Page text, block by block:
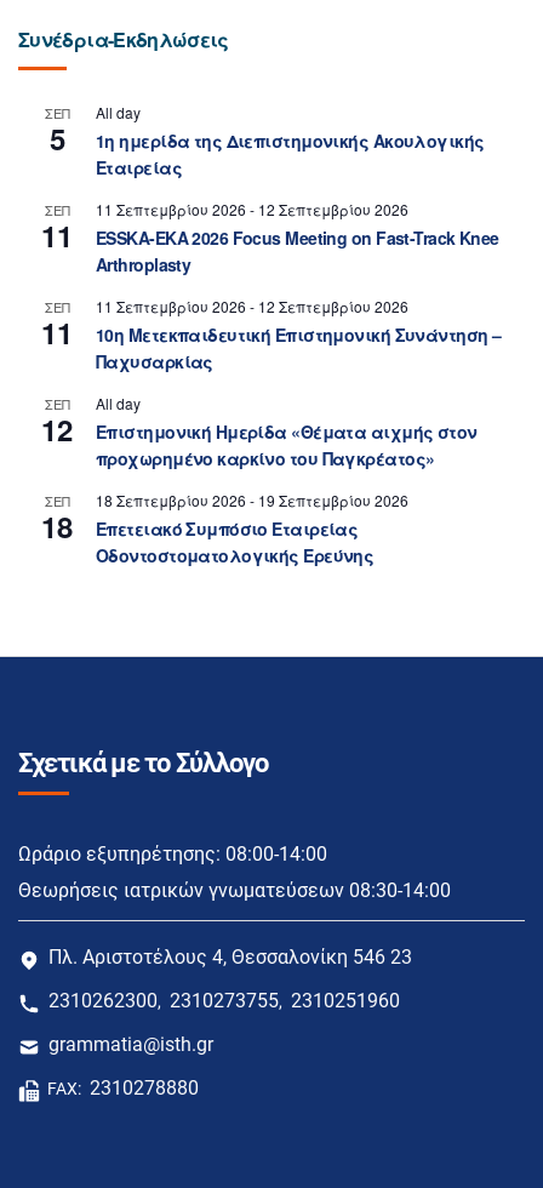
Συνέδρια-Εκδηλώσεις
ΣΕΠ
5
All day
1η ημερίδα της Διεπιστημονικής Ακουλογικής
Εταιρείας
ΣΕΠ
11
11 Σεπτεμβρίου 2026 - 12 Σεπτεμβρίου 2026
ESSKA-EKA 2026 Focus Meeting on Fast-Track Knee
Arthroplasty
ΣΕΠ
11
11 Σεπτεμβρίου 2026 - 12 Σεπτεμβρίου 2026
10η Μετεκπαιδευτική Επιστημονική Συνάντηση –
Παχυσαρκίας
ΣΕΠ
12
All day
Επιστημονική Ημερίδα «Θέματα αιχμής στον
προχωρημένο καρκίνο του Παγκρέατος»
ΣΕΠ
18
18 Σεπτεμβρίου 2026 - 19 Σεπτεμβρίου 2026
Επετειακό Συμπόσιο Εταιρείας
Οδοντοστοματολογικής Ερεύνης
Σχετικά με το Σύλλογο
Ωράριο εξυπηρέτησης: 08:00-14:00
Θεωρήσεις ιατρικών γνωματεύσεων 08:30-14:00
Πλ. Αριστοτέλους 4, Θεσσαλονίκη 546 23
2310262300, 2310273755, 2310251960
grammatia@isth.gr
FAX: 2310278880